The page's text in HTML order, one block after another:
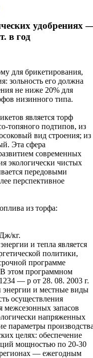
удобрениях
в год
для брикетирования,
зольность его должна
не ниже 20% для
низинного типа.
является торф
топяного подтипов, из
вид строения; из
Эта сфера
современных
экологически чистых
передовыми
перспективное
из торфа:
кг.
и тепла является
политики,
программе
В этом программном
— р от 28. 08. 2003 г.
энергии и местные виды
осуществления
межсезонных запасов
напряженных
параметры
целях: обеспечение
мощностью по 20-30
— ежегодным